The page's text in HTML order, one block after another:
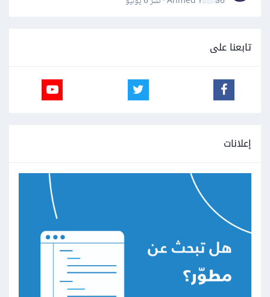
تابعنا على
إعلانات